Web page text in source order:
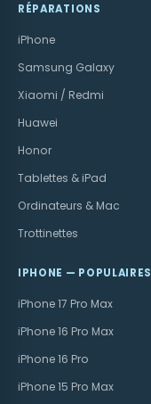
RÉPARATIONS
iPhone
Samsung Galaxy
Xiaomi / Redmi
Huawei
Honor
Tablettes & iPad
Ordinateurs & Mac
Trottinettes
IPHONE — POPULAIRES
iPhone 17 Pro Max
iPhone 16 Pro Max
iPhone 16 Pro
iPhone 15 Pro Max